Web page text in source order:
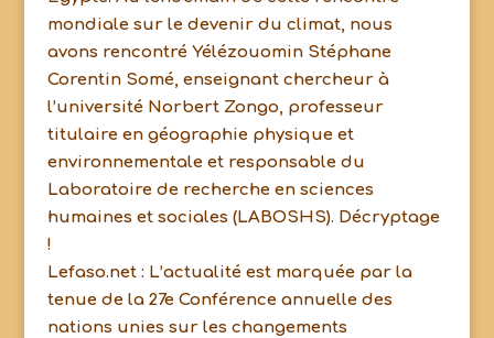
mondiale sur le devenir du climat, nous
avons rencontré Yélézouomin Stéphane
Corentin Somé, enseignant chercheur à
l’université Norbert Zongo, professeur
titulaire en géographie physique et
environnementale et responsable du
Laboratoire de recherche en sciences
humaines et sociales (LABOSHS). Décryptage
!
Lefaso.net : L’actualité est marquée par la
tenue de la 27e Conférence annuelle des
nations unies sur les changements